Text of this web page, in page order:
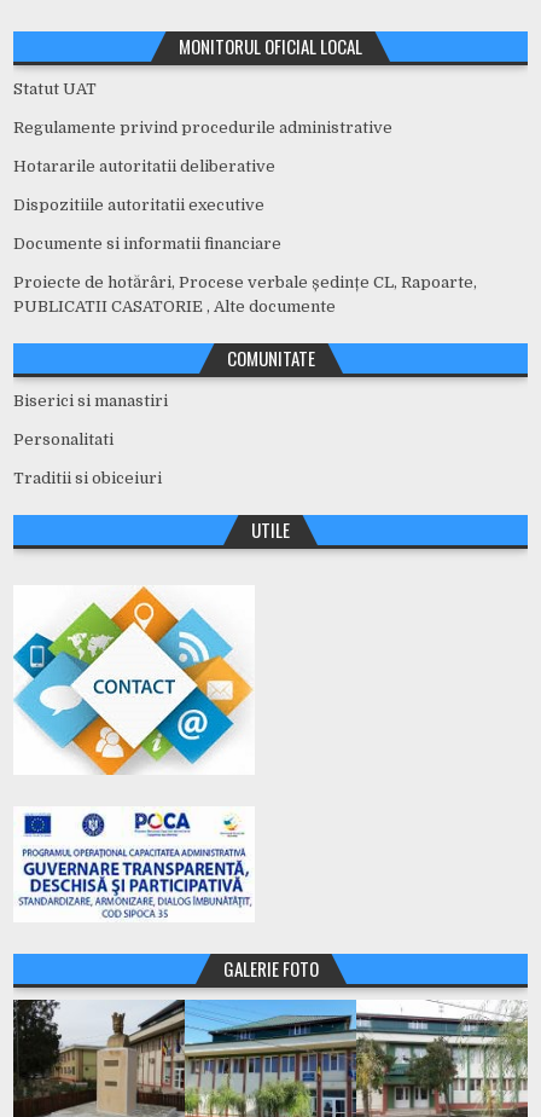
MONITORUL OFICIAL LOCAL
Statut UAT
Regulamente privind procedurile administrative
Hotararile autoritatii deliberative
Dispozitiile autoritatii executive
Documente si informatii financiare
Proiecte de hotărâri, Procese verbale ședințe CL, Rapoarte,
PUBLICATII CASATORIE , Alte documente
COMUNITATE
Biserici si manastiri
Personalitati
Traditii si obiceiuri
UTILE
GALERIE FOTO